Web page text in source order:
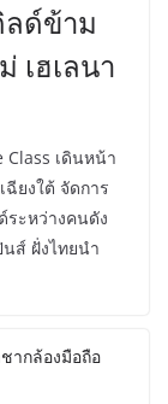
ลด์ข้าม
เฮเลนา
Class เดินหน้า
ยงใต้ จัดการ
ระหว่างคนดัง
ส์ ฝั่งไทยนำ
ากล้องมือถือ